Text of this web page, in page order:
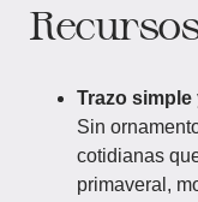
Trazo simple
Sin
cotidianas
primaveral,